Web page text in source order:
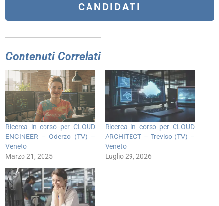
CANDIDATI
Contenuti Correlati
Ricerca in corso per CLOUD
ENGINEER – Oderzo (TV) –
Veneto
Marzo 21, 2025
Ricerca in corso per CLOUD
ARCHITECT – Treviso (TV) –
Veneto
Luglio 29, 2026